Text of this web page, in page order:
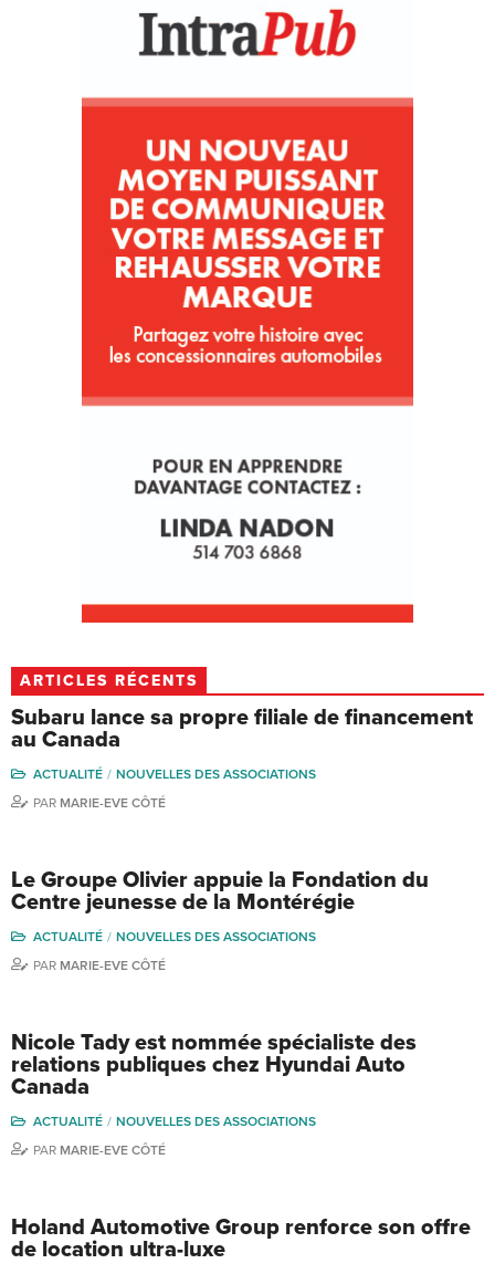
ARTICLES RÉCENTS
Subaru lance sa propre filiale de financement
au Canada
ACTUALITÉ
NOUVELLES DES ASSOCIATIONS
PAR MARIE-EVE CÔTÉ
Le Groupe Olivier appuie la Fondation du
Centre jeunesse de la Montérégie
ACTUALITÉ
NOUVELLES DES ASSOCIATIONS
PAR MARIE-EVE CÔTÉ
Nicole Tady est nommée spécialiste des
relations publiques chez Hyundai Auto
Canada
ACTUALITÉ
NOUVELLES DES ASSOCIATIONS
PAR MARIE-EVE CÔTÉ
Holand Automotive Group renforce son offre
de location ultra-luxe